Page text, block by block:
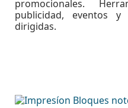
promocionales.
publicidad, eventos
dirigidas.